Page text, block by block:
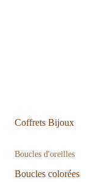
Coffrets Bijoux
Boucles d'oreilles
Boucles colorées